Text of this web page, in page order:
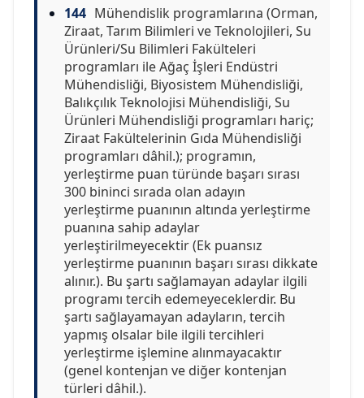
144 Mühendislik programlarına (Orman,
Ziraat, Tarım Bilimleri ve Teknolojileri, Su
Ürünleri/Su Bilimleri Fakülteleri
programları ile Ağaç İşleri Endüstri
Mühendisliği, Biyosistem Mühendisliği,
Balıkçılık Teknolojisi Mühendisliği, Su
Ürünleri Mühendisliği programları hariç;
Ziraat Fakültelerinin Gıda Mühendisliği
programları dâhil.); programın,
yerleştirme puan türünde başarı sırası
300 bininci sırada olan adayın
yerleştirme puanının altında yerleştirme
puanına sahip adaylar
yerleştirilmeyecektir (Ek puansız
yerleştirme puanının başarı sırası dikkate
alınır.). Bu şartı sağlamayan adaylar ilgili
programı tercih edemeyeceklerdir. Bu
şartı sağlayamayan adayların, tercih
yapmış olsalar bile ilgili tercihleri
yerleştirme işlemine alınmayacaktır
(genel kontenjan ve diğer kontenjan
türleri dâhil.).